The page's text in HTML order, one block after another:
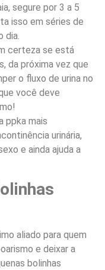
segure por 3 a 5
isso em séries de
dia.
certeza se está
da próxima vez que
o fluxo de urina no
você deve
ppka mais
urinária,
e ainda ajuda a
aliado para quem
e deixar a
bolinhas